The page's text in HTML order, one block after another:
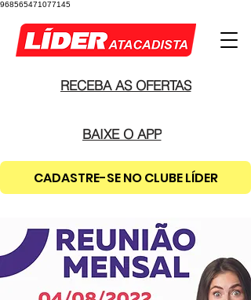
968565471077145
RECEBA AS OFERTAS
BAIXE O APP
CADASTRE-SE NO CLUBE LÍDER